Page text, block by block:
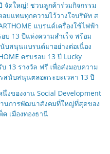
จัดใหญ่! ชวนลูกค้าร่วมกิจกรรม
บแทนทุกความไว้วางใจบริษัท ส
แบรนด์เครื่องใช้ไฟฟ้า
13 ปีแห่งความสำเร็จ พร้อม
บสนุนแบรนด์มาอย่างต่อเนื่อง
ครบรอบ 13 ปี Lucky
13 รางวัล ฟรี เพื่อส่งมอบความ
นับสนุนตลอดระยะเวลา 13 ปี
งของงาน Social Development
านการพัฒนาสังคมที่ใหญ่ที่สุดของ
เมืองทองธานี